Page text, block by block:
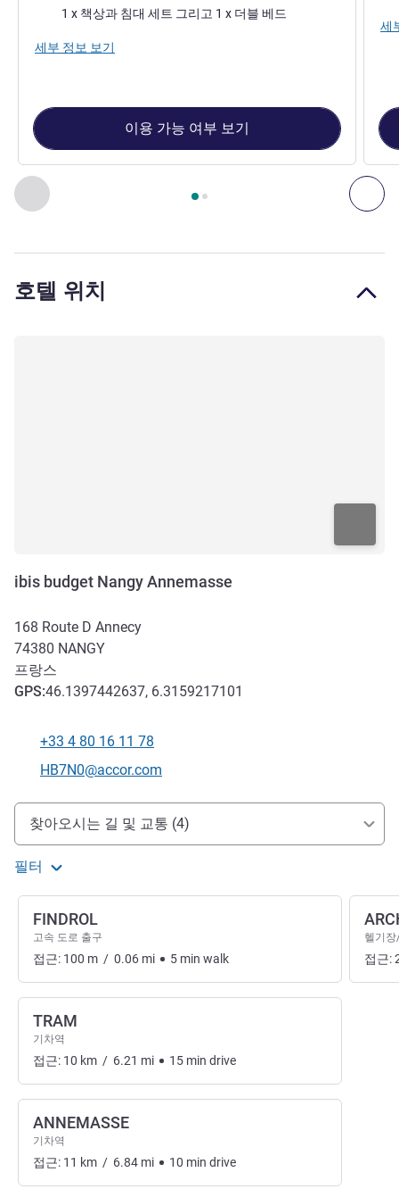
이전 - 객실 다
2/ 페이지 , 객실 1 : TRIPLE ROOM with 1 double bed and 1
1 x 책상과 침대 세트 그리고 1 x 더블 베드
세부 정보 보기
이용 가능 여부 보기
세
호텔 위치
ibis budget Nangy Annemasse
168 Route D Annecy
74380 NANGY
프랑스
GPS:46.1397442637, 6.3159217101
전화
+33 4 80 16 11 78
E-mail
HB7N0@accor.com
호텔 접근 및 교통
찾아오시는 길 및 교통 (4)
필터
FINDROL
고속 도로 출구
접근: 100 m / 0.06 mi 5 min walk
TRAM
기차역
접근: 10 km / 6.21 mi 15 min drive
ANNEMASSE
기차역
접근: 11 km / 6.84 mi 10 min drive
헬기
접근: